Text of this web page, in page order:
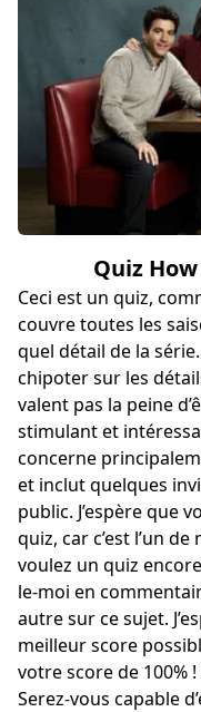
Quiz
Ceci est un quiz,
couvre toutes les
quel détail de la
chipoter sur les
valent pas la peine
stimulant et
concerne
et inclut quelques
public. J’espère que
quiz, car c’est l’un
voulez un quiz
le-moi en
autre sur ce sujet.
meilleur score
votre score de 100%
Serez-vous capable